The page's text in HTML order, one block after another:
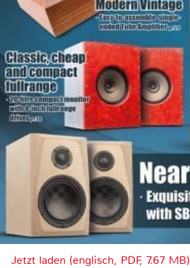
Jetzt laden (englisch, PDF, 7.67 MB)